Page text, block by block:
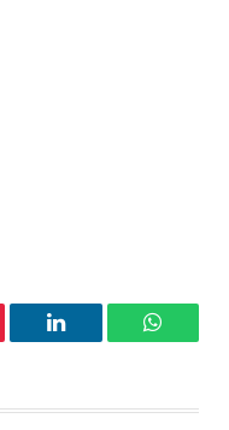
LinkedIn